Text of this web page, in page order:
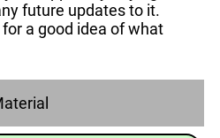
future updates to it.
a good idea of what